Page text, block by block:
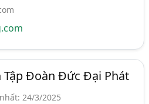
Tập Đoàn Đức Đại Phát
24/3/2025